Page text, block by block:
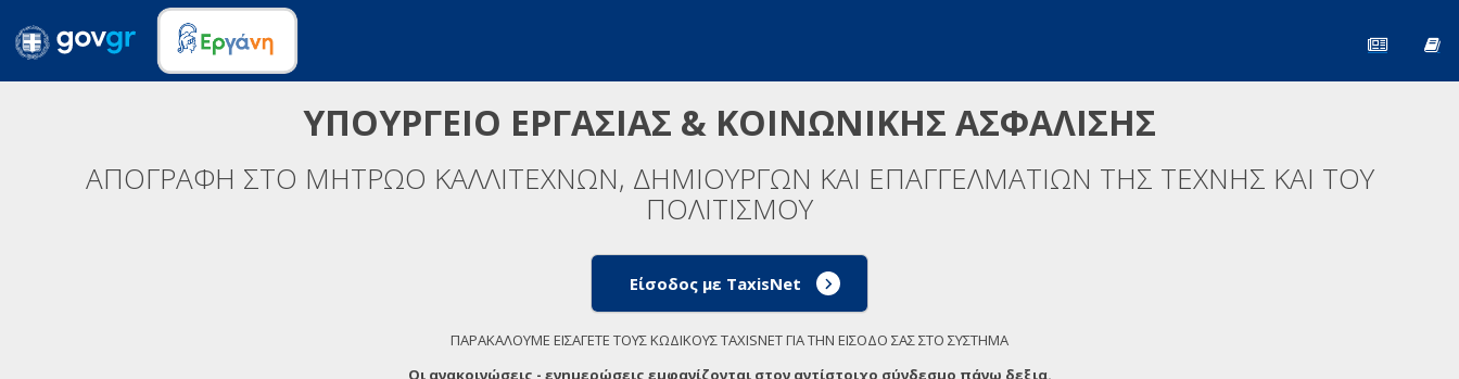
ΥΠΟΥΡΓΕΙΟ ΕΡΓΑΣΙΑΣ & ΚΟΙΝΩΝΙΚΗΣ ΑΣΦΑΛΙΣΗΣ
ΑΠΟΓΡΑΦΗ ΣΤΟ ΜΗΤΡΩΟ ΚΑΛΛΙΤΕΧΝΩΝ, ΔΗΜΙΟΥΡΓΩΝ ΚΑΙ ΕΠΑΓΓΕΛΜΑΤΙΩΝ ΤΗΣ ΤΕΧΝΗΣ ΚΑΙ ΤΟΥ
ΠΟΛΙΤΙΣΜΟΥ
Είσοδος με TaxisNet
ΠΑΡΑΚΑΛΟΥΜΕ ΕΙΣΑΓΕΤΕ ΤΟΥΣ ΚΩΔΙΚΟΥΣ TAXISNET ΓΙΑ ΤΗΝ ΕΙΣΟΔΟ ΣΑΣ ΣΤΟ ΣΥΣΤΗΜΑ
Οι ανακοινώσεις - ενημερώσεις εμφανίζονται στον αντίστοιχο σύνδεσμο πάνω δεξια.